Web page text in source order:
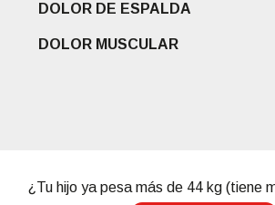
DOLOR DE ESPALDA
DOLOR MUSCULAR
¿Tu hijo ya pesa más de 44 kg (tiene